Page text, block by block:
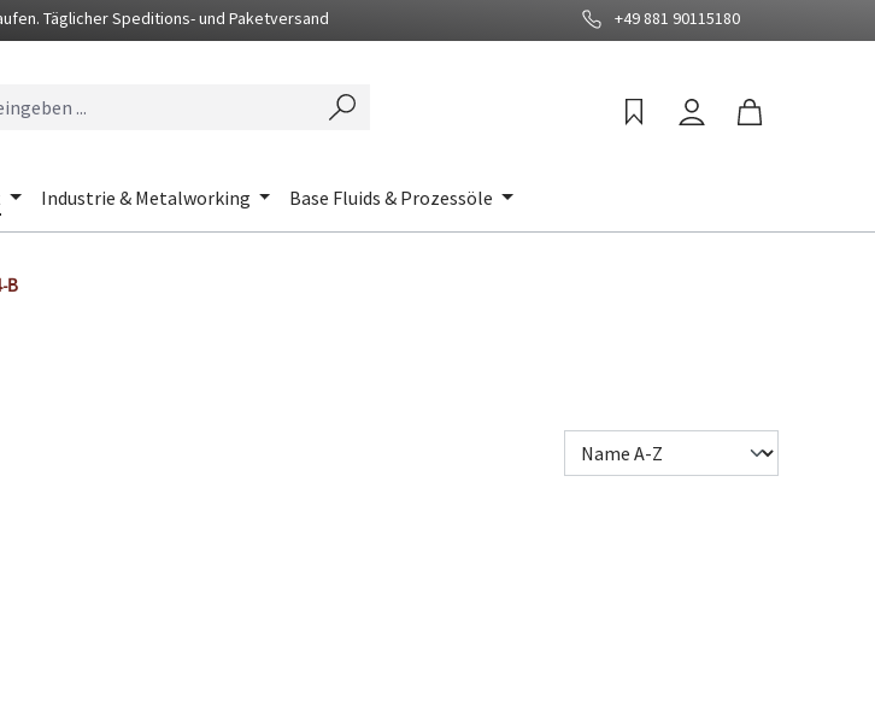
Täglicher Speditions- und Paketversand +49 881 90115180
Industrie & Metalworking Base Fluids & Prozessöle
B